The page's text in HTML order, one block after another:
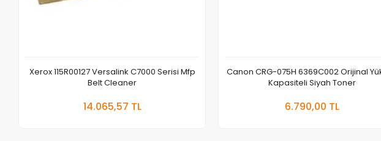
Xerox 115R00127 Versalink C7000 Serisi Mfp
Belt Cleaner
14.065,57 TL
Canon CRG-075H 6369C002 Orijinal
Kapasiteli Siyah Toner
6.790,00 TL